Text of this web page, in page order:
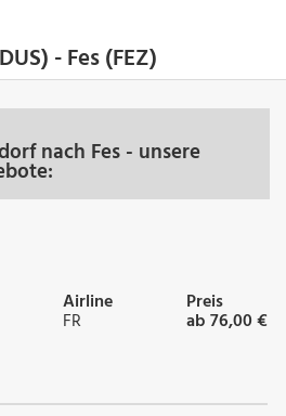
- Fes (FEZ)
nach Fes - unsere
Airline
FR
Preis
ab 76,00 €